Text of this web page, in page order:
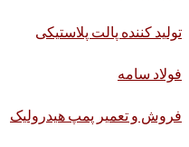
تولید کننده پالت پلاستیکی
فولاد سامه
فروش و تعمیر پمپ هیدرولیک